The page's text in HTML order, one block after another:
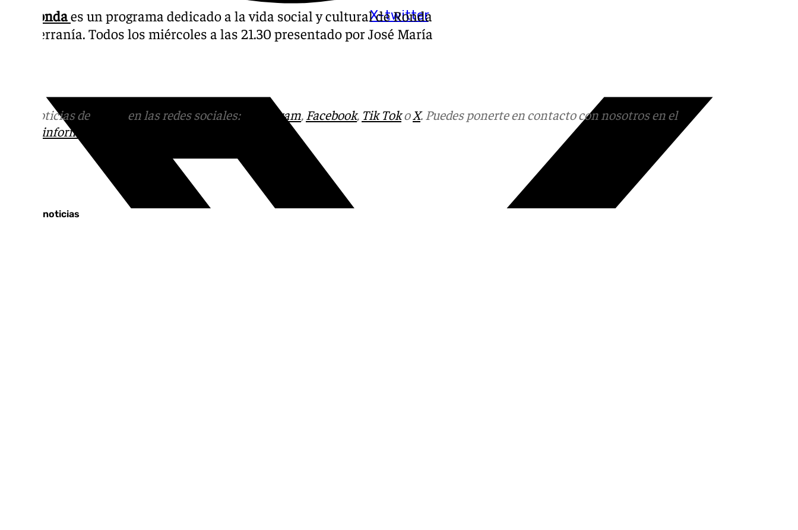
X-twitter
Soy Rondaes un programa dedicado a la vida social y cultural de Ronda
y su Serranía. Todos los miércoles a las 21.30 presentado por José María
Más noticias de en las redes sociales: Instagram, Facebook, Tik TokoX. Puedes ponerte en contacto con nosotros en el
informativos@101tv.es
Últimas noticias